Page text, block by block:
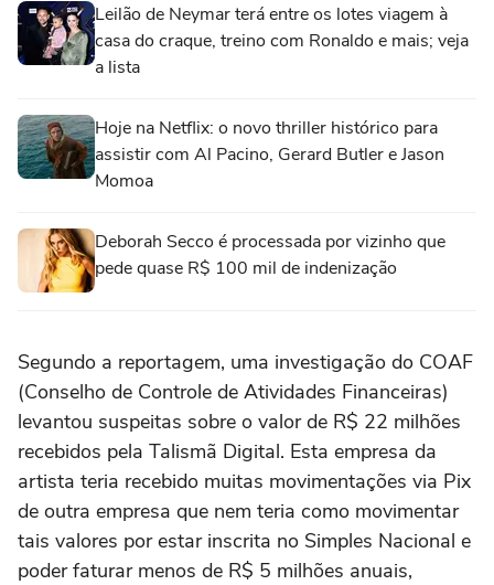
Leilão de Neymar terá entre os lotes viagem à
casa do craque, treino com Ronaldo e mais; veja
a lista
Hoje na Netflix: o novo thriller histórico para
assistir com Al Pacino, Gerard Butler e Jason
Momoa
Deborah Secco é processada por vizinho que
pede quase R$ 100 mil de indenização
Segundo a reportagem, uma investigação do COAF
(Conselho de Controle de Atividades Financeiras)
levantou suspeitas sobre o valor de R$ 22 milhões
recebidos pela Talismã Digital. Esta empresa da
artista teria recebido muitas movimentações via Pix
de outra empresa que nem teria como movimentar
tais valores por estar inscrita no Simples Nacional e
poder faturar menos de R$ 5 milhões anuais,